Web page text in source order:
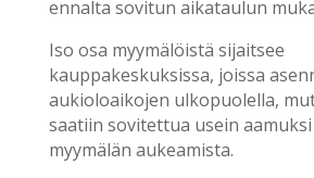
ennalta sovitun aikataulun
Iso osa myymälöistä sijaitsee
kauppakeskuksissa, joissa
aukioloaikojen ulkopuolella,
saatiin sovitettua usein
myymälän aukeamista.